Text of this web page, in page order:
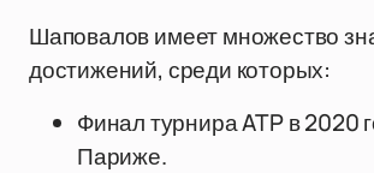
Шаповалов имеет множество
достижений, среди которых:
Финал турнира ATP в 2020
Париже.